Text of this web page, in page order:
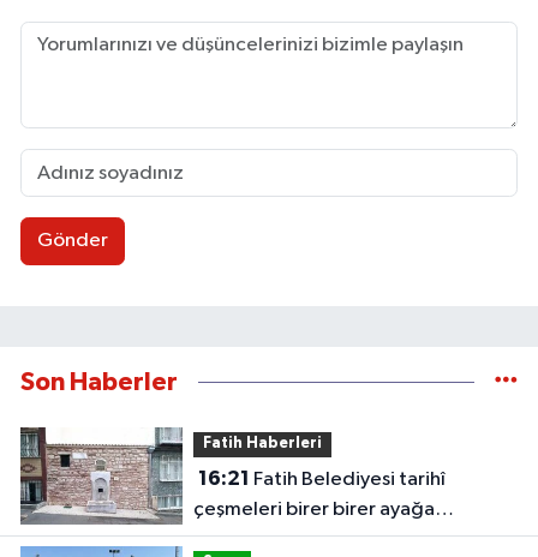
Gönder
Son Haberler
Fatih Haberleri
16:21
çeşmeleri birer birer ayağa
kaldırıyor